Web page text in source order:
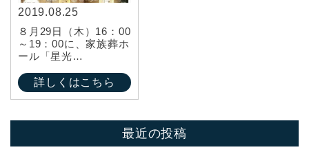
2019.08.25
８月29日（木）16：00
～19：00に、家族葬ホ
ール「星光…
詳しくはこちら
最近の投稿